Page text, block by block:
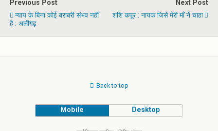
Previous Post
न्याय के बिना कोई बराबरी संभव नहीं
है : अलीगढ़
Next Post
शशि कपूर : नायक जिसे मेरी माँ ने चाहा
Back to top
Mobile Desktop